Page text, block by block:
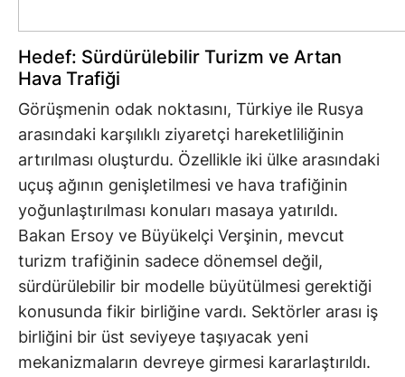
Hedef: Sürdürülebilir Turizm ve Artan
Hava Trafiği
Görüşmenin odak noktasını, Türkiye ile Rusya
arasındaki karşılıklı ziyaretçi hareketliliğinin
artırılması oluşturdu. Özellikle iki ülke arasındaki
uçuş ağının genişletilmesi ve hava trafiğinin
yoğunlaştırılması konuları masaya yatırıldı.
Bakan Ersoy ve Büyükelçi Verşinin, mevcut
turizm trafiğinin sadece dönemsel değil,
sürdürülebilir bir modelle büyütülmesi gerektiği
konusunda fikir birliğine vardı. Sektörler arası iş
birliğini bir üst seviyeye taşıyacak yeni
mekanizmaların devreye girmesi kararlaştırıldı.